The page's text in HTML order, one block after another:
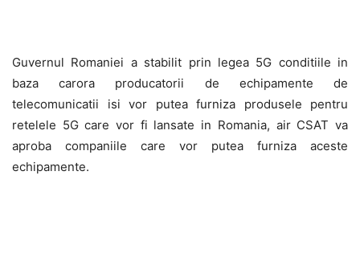
Guvernul Romaniei a stabilit prin legea 5G conditiile in
baza carora producatorii de echipamente de
telecomunicatii isi vor putea furniza produsele pentru
retelele 5G care vor fi lansate in Romania, air CSAT va
aproba companiile care vor putea furniza aceste
echipamente.